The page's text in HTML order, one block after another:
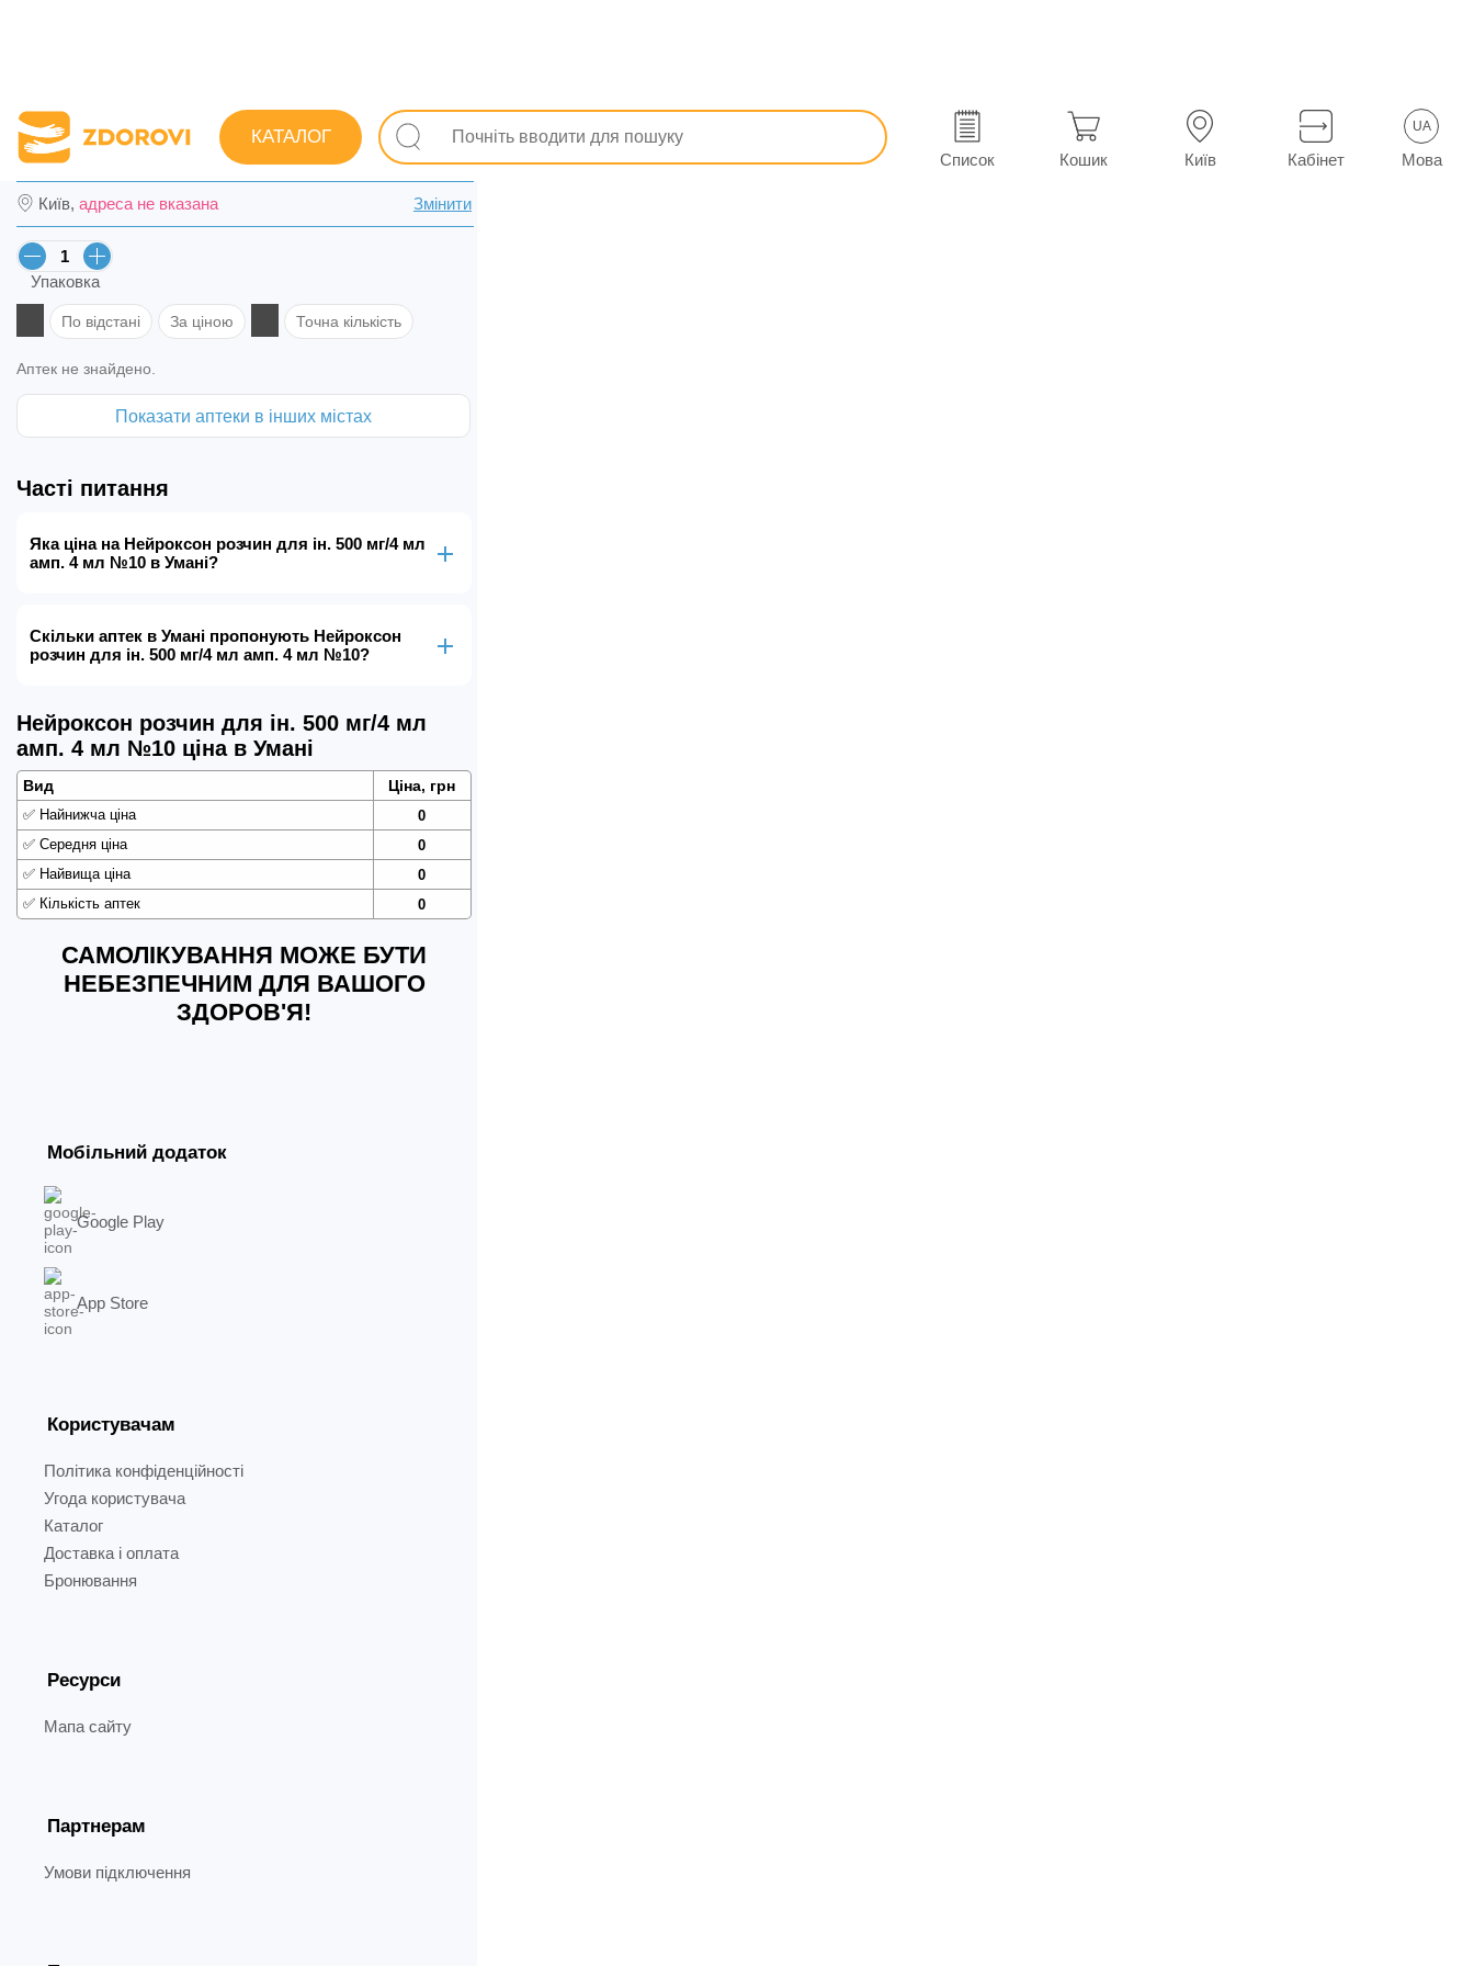
КАТАЛОГ
Список Кошик Київ Кабінет
UA
Мова
Пошук ліків Неврологічні Покращують мозковий кровообіг Нейроксон розчин для ін. 500 мг/4 мл амп. 4 мл №10
Нейроксон розчин для ін. 500 мг/4 мл амп. 4 мл №10 в Умані
Київ, адреса не вказана Змінити
Упаковка
По відстані За ціною Точна кількість
Аптек не знайдено.
Показати аптеки в інших містах
Часті питання
Яка ціна на Нейроксон розчин для ін. 500 мг/4 мл
амп. 4 мл №10 в Умані?
Скільки аптек в Умані пропонують Нейроксон
розчин для ін. 500 мг/4 мл амп. 4 мл №10?
Нейроксон розчин для ін. 500 мг/4 мл
амп. 4 мл №10 ціна в Умані
Вид Ціна, грн
✅ Найнижча ціна
0
✅ Середня ціна
0
✅ Найвища ціна
0
✅ Кількість аптек 0
САМОЛІКУВАННЯ МОЖЕ БУТИ
НЕБЕЗПЕЧНИМ ДЛЯ ВАШОГО
ЗДОРОВ'Я!
Мобільний додаток
Google Play
App Store
Користувачам
Політика конфіденційності
Угода користувача
Каталог
Доставка і оплата
Бронювання
Ресурси
Мапа сайту
Партнерам
Умови підключення